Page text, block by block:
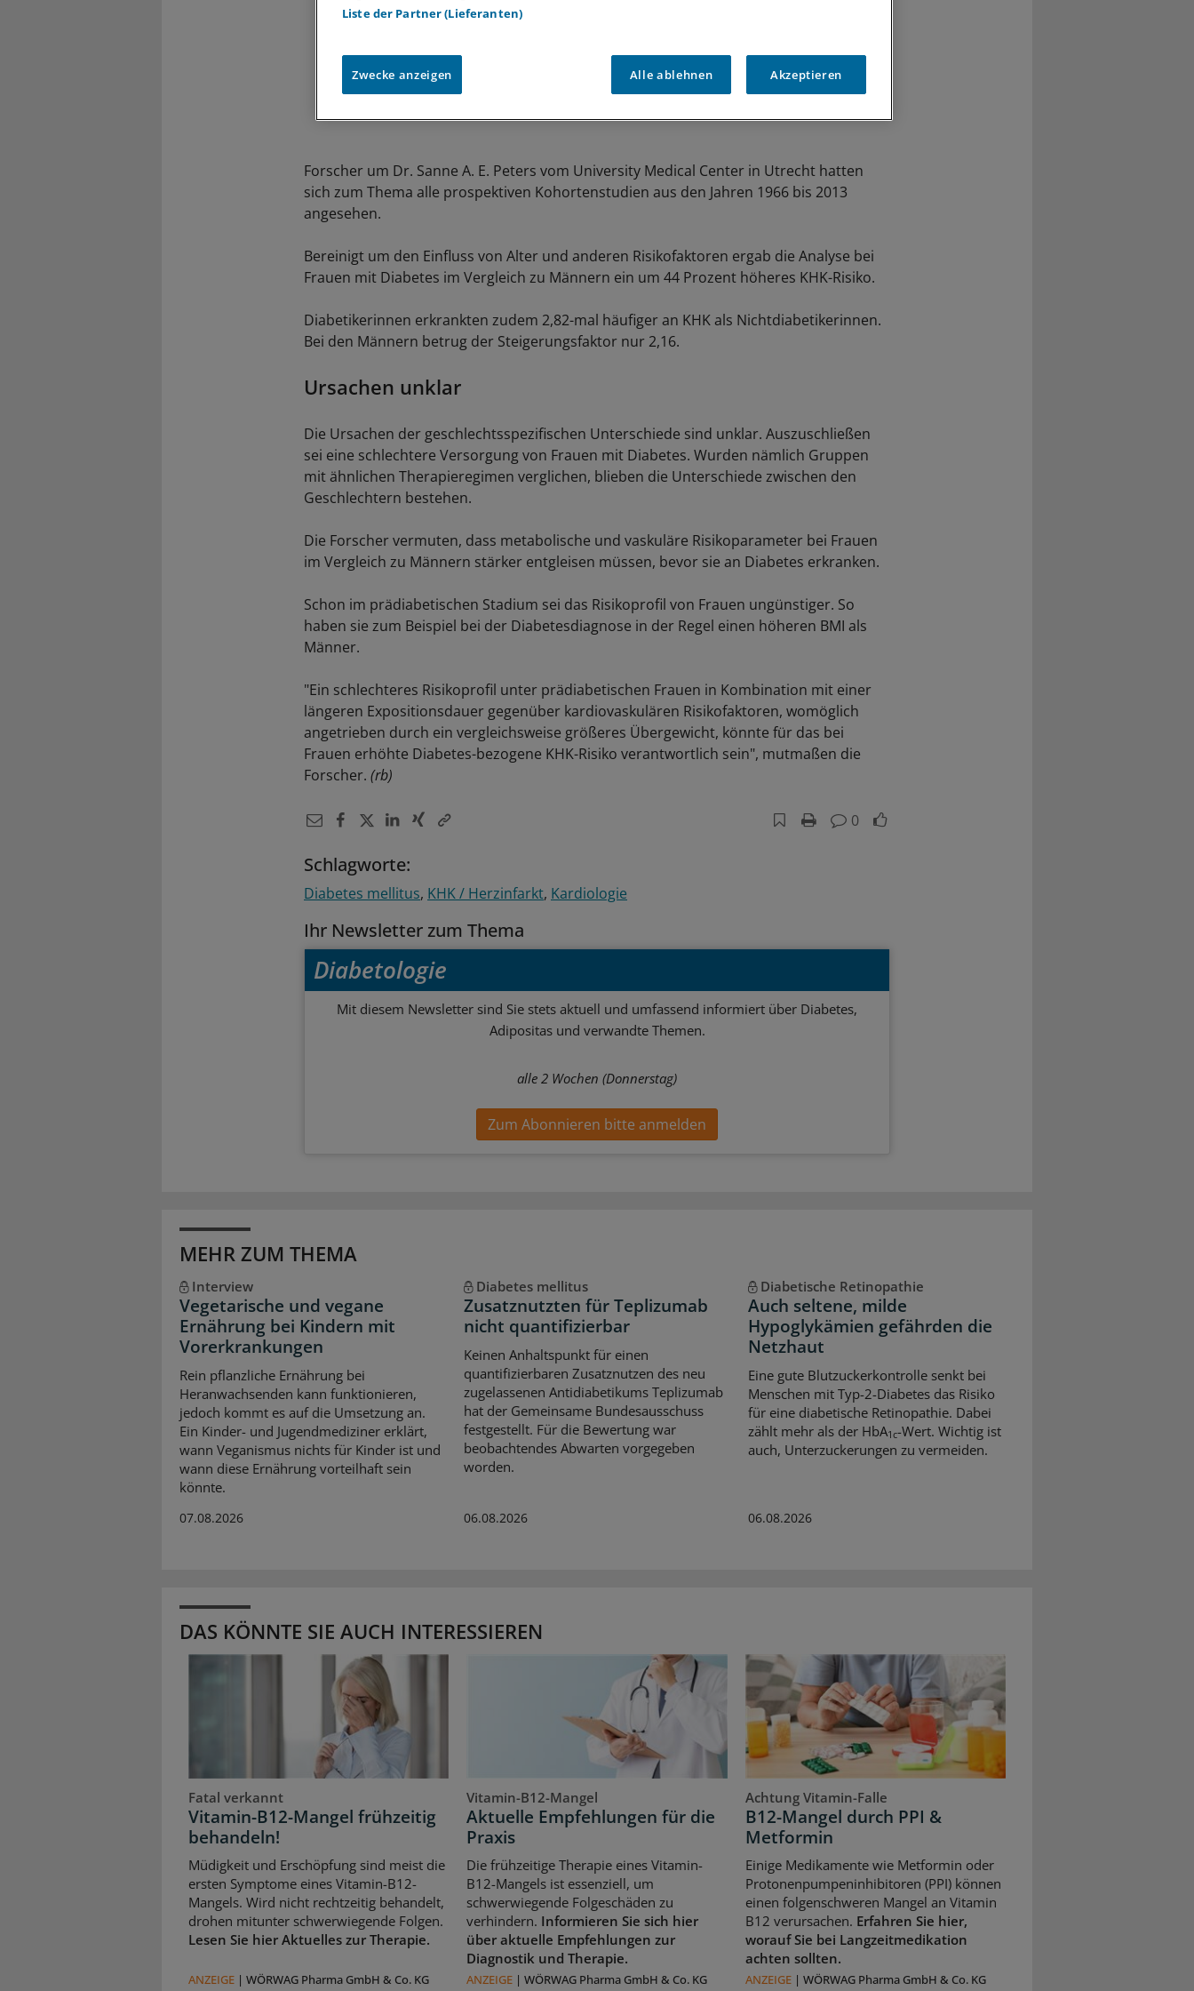
Forscher um Dr. Sanne A. E. Peters vom University Medical Center in Utrecht hatten
sich zum Thema alle prospektiven Kohortenstudien aus den Jahren 1966 bis 2013
angesehen.
Bereinigt um den Einfluss von Alter und anderen Risikofaktoren ergab die Analyse bei
Frauen mit Diabetes im Vergleich zu Männern ein um 44 Prozent höheres KHK-Risiko.
Diabetikerinnen erkrankten zudem 2,82-mal häufiger an KHK als Nichtdiabetikerinnen.
Bei den Männern betrug der Steigerungsfaktor nur 2,16.
Ursachen unklar
Die Ursachen der geschlechtsspezifischen Unterschiede sind unklar. Auszuschließen
sei eine schlechtere Versorgung von Frauen mit Diabetes. Wurden nämlich Gruppen
mit ähnlichen Therapieregimen verglichen, blieben die Unterschiede zwischen den
Geschlechtern bestehen.
Die Forscher vermuten, dass metabolische und vaskuläre Risikoparameter bei Frauen
im Vergleich zu Männern stärker entgleisen müssen, bevor sie an Diabetes erkranken.
Schon im prädiabetischen Stadium sei das Risikoprofil von Frauen ungünstiger. So
haben sie zum Beispiel bei der Diabetesdiagnose in der Regel einen höheren BMI als
Männer.
"Ein schlechteres Risikoprofil unter prädiabetischen Frauen in Kombination mit einer
längeren Expositionsdauer gegenüber kardiovaskulären Risikofaktoren, womöglich
angetrieben durch ein vergleichsweise größeres Übergewicht, könnte für das bei
Frauen erhöhte Diabetes-bezogene KHK-Risiko verantwortlich sein", mutmaßen die
Forscher. (rb)
0
Schlagworte:
Diabetes mellitus KHK / Herzinfarkt Kardiologie
Ihr Newsletter zum Thema
Diabetologie
Mit diesem Newsletter sind Sie stets aktuell und umfassend informiert über Diabetes,
Adipositas und verwandte Themen.
alle 2 Wochen (Donnerstag)
Zum Abonnieren bitte anmelden
MEHR ZUM THEMA
Interview
Vegetarische und vegane
Ernährung bei Kindern mit
Vorerkrankungen
Rein pflanzliche Ernährung bei
Heranwachsenden kann funktionieren,
jedoch kommt es auf die Umsetzung an.
Ein Kinder- und Jugendmediziner erklärt,
wann Veganismus nichts für Kinder ist und
wann diese Ernährung vorteilhaft sein
könnte.
07.08.2026
Diabetes mellitus
Zusatznutzten für Teplizumab
nicht quantifizierbar
Keinen Anhaltspunkt für einen
quantifizierbaren Zusatznutzen des neu
zugelassenen Antidiabetikums Teplizumab
hat der Gemeinsame Bundesausschuss
festgestellt. Für die Bewertung war
beobachtendes Abwarten vorgegeben
worden.
06.08.2026
Diabetische Retinopathie
Auch seltene, milde
Hypoglykämien gefährden die
Netzhaut
Eine gute Blutzuckerkontrolle senkt bei
Menschen mit Typ-2-Diabetes das Risiko
für eine diabetische Retinopathie. Dabei
zählt mehr als der HbA1c-Wert. Wichtig ist
auch, Unterzuckerungen zu vermeiden.
06.08.2026
DAS KÖNNTE SIE AUCH INTERESSIEREN
Fatal verkannt
Vitamin-B12-Mangel frühzeitig
behandeln!
Müdigkeit und Erschöpfung sind meist die
ersten Symptome eines Vitamin-B12-
Mangels. Wird nicht rechtzeitig behandelt,
drohen mitunter schwerwiegende Folgen.
Lesen Sie hier Aktuelles zur Therapie.
ANZEIGE | WÖRWAG Pharma GmbH & Co. KG
Vitamin-B12-Mangel
Aktuelle Empfehlungen für die
Praxis
Die frühzeitige Therapie eines Vitamin-
B12-Mangels ist essenziell, um
schwerwiegende Folgeschäden zu
verhindern. Informieren Sie sich hier
über aktuelle Empfehlungen zur
Diagnostik und Therapie.
ANZEIGE |WÖRWAG Pharma GmbH & Co. KG
Achtung Vitamin-Falle
B12-Mangel durch PPI &
Metformin
Einige Medikamente wie Metformin oder
Protonenpumpeninhibitoren (PPI) können
einen folgenschweren Mangel an Vitamin
B12 verursachen. Erfahren Sie hier,
worauf Sie bei Langzeitmedikation
achten sollten.
ANZEIGE| WÖRWAG Pharma GmbH & Co. KG
Liste der Partner (Lieferanten)
Zwecke anzeigen Alle ablehnen Akzeptieren